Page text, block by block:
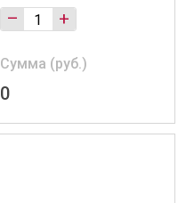
– +
Сумма (руб.)
0